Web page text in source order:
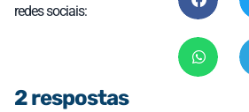
redes sociais:
2 respostas